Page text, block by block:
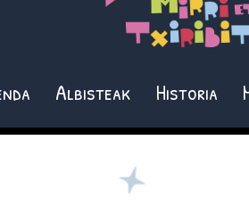
Albisteak Historia